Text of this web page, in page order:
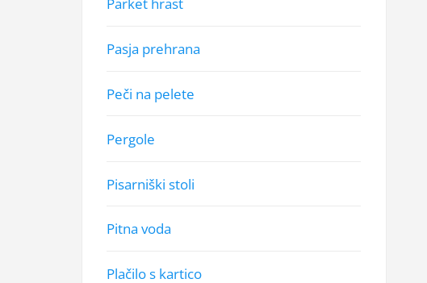
Parket hrast
Pasja prehrana
Peči na pelete
Pergole
Pisarniški stoli
Pitna voda
Plačilo s kartico